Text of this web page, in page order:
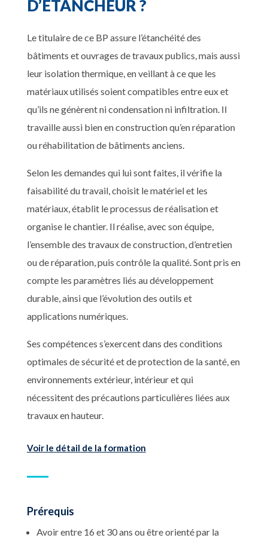
D’ÉTANCHEUR ?
Le titulaire de ce BP assure l’étanchéité des
bâtiments et ouvrages de travaux publics, mais aussi
leur isolation thermique, en veillant à ce que les
matériaux utilisés soient compatibles entre eux et
qu’ils ne génèrent ni condensation ni infiltration. Il
travaille aussi bien en construction qu’en réparation
ou réhabilitation de bâtiments anciens.
Selon les demandes qui lui sont faites, il vérifie la
faisabilité du travail, choisit le matériel et les
matériaux, établit le processus de réalisation et
organise le chantier. Il réalise, avec son équipe,
l’ensemble des travaux de construction, d’entretien
ou de réparation, puis contrôle la qualité. Sont pris en
compte les paramètres liés au développement
durable, ainsi que l’évolution des outils et
applications numériques.
Ses compétences s’exercent dans des conditions
optimales de sécurité et de protection de la santé, en
environnements extérieur, intérieur et qui
nécessitent des précautions particulières liées aux
travaux en hauteur.
Voir le détail de la formation
Prérequis
Avoir entre 16 et 30 ans ou être orienté par la